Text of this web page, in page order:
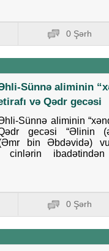
0 Şərh
Sünnə aliminin
və Qədr gecəsi
Sünnə aliminin
gecəsi “Əlinin
bin Əbdəvidə)
cinlərin ibadətindən
0 Şərh